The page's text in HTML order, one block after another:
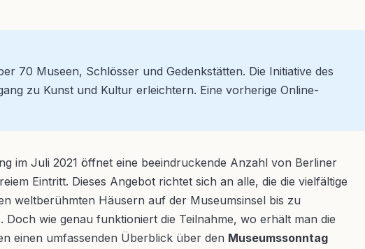
70 Museen, Schlösser und Gedenkstätten. Die Initiative des
zu Kunst und Kultur erleichtern. Eine vorherige Online-
im Juli 2021 öffnet eine beeindruckende Anzahl von Berliner
Eintritt. Dieses Angebot richtet sich an alle, die die vielfältige
weltberühmten Häusern auf der Museumsinsel bis zu
wie genau funktioniert die Teilnahme, wo erhält man die
einen umfassenden Überblick über den Museumssonntag